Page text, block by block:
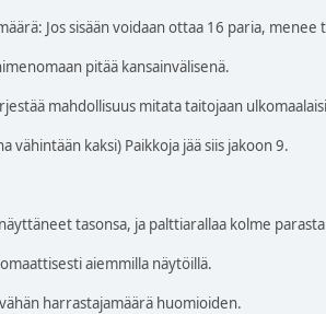
Jos sisään voidaan ottaa 16 paria, menee
pitää kansainvälisenä.
mahdollisuus mitata taitojaan
kaksi) Paikkoja jää siis jakoon 9.
tasonsa, ja palttiarallaa kolme
aiemmilla näytöillä.
harrastajamäärä huomioiden.